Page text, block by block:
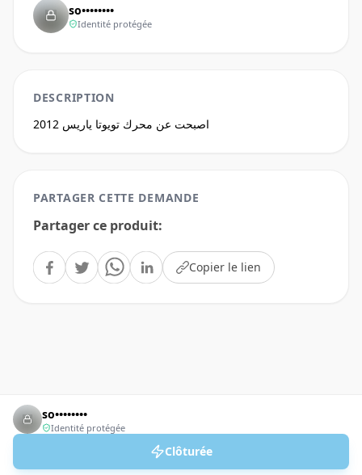
so••••••••
Identité protégée
DESCRIPTION
اصبحت عن محرك تويوتا ياريس 2012
PARTAGER CETTE DEMANDE
Partager ce produit:
Copier le lien
so••••••••
Identité protégée
Clôturée